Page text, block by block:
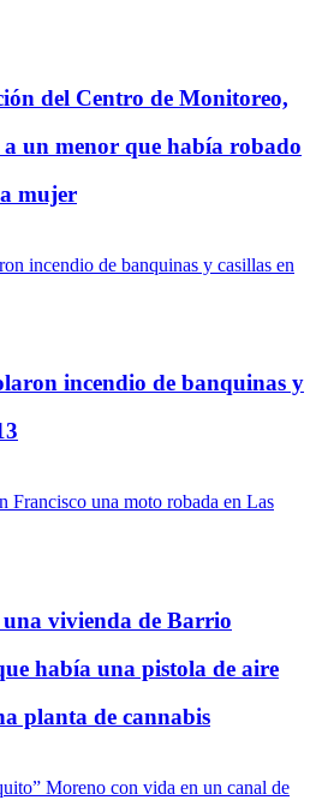
del Centro de Monitoreo,
un menor que había robado
mujer
incendio de banquinas y
vivienda de Barrio
había una pistola de aire
planta de cannabis